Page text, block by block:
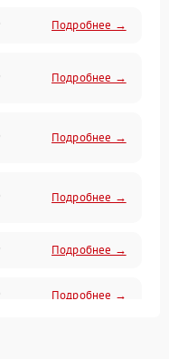
Подробнее →
Подробнее →
Подробнее →
Подробнее →
Подробнее →
Подробнее →